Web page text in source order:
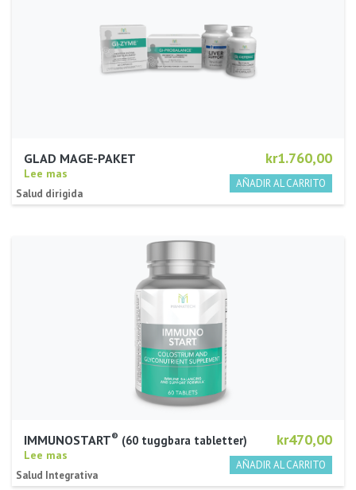
kr1.760,00
GLAD MAGE-PAKET
Lee mas
Salud dirigida
kr470,00
IMMUNOSTART® 60 tuggbara tabletter
Lee mas
Salud Integrativa